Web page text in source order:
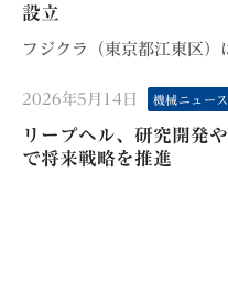
設立
フジクラ（東京都江東区
Posted
on
2026年5月14日 機械ニュース
リープヘル、研究開発
で将来戦略を推進